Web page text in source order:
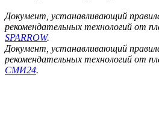
Документ, устанавливающий
рекомендательных технологий от
SPARROW.
Документ, устанавливающий
рекомендательных технологий от
СМИ24.